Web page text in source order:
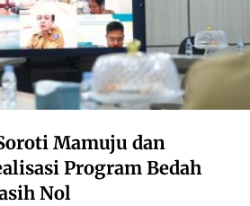
Mamuju dan
Program Bedah
Nol